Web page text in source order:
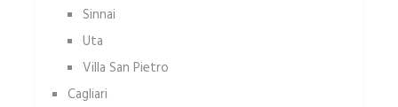
Sinnai
Uta
Villa San Pietro
Cagliari